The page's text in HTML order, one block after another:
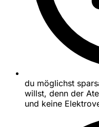
du möglichst
willst, denn der
und keine